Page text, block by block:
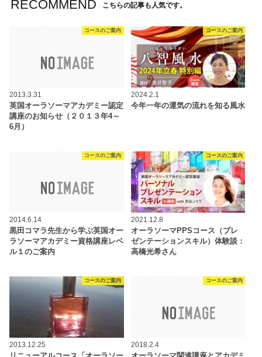
RECOMMEND こちらの記事も人気です。
コースのご案内
2013.3.31
英国オーラソーマアカデミー認定
講座のお知らせ（２０１３年4～
6月）
コースのご案内
2024.2.1
今年一年の運気の流れを知る風水
コースのご案内
2014.6.14
黒田コマラ先生から学ぶ英国オー
ラソーマアカデミー資格講座レベ
ル１のご案内
コースのご案内
2021.12.8
オーラソーマPPSコース（プレ
ゼンテーションスキル）体験談：
高橋光希さん
コースのご案内
2013.12.25
コースのご案内
2018.2.4